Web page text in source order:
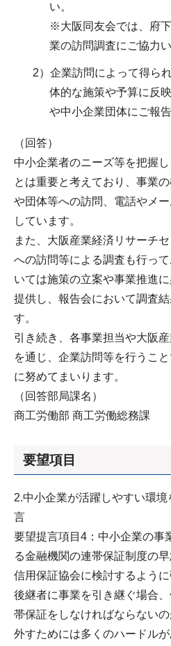
い。
※大阪同友会では、府
業の訪問調査にご協力い
2）企業訪問によって得ら
体的な施策や予算に反
や中小企業団体にご報
（回答）
中小企業者のニーズ等を把握
とは重要と考えており、事業
や団体等への訪問、電話やメ
しています。
また、大阪産業経済リサーチ
への訪問等による調査も行っ
いては施策の立案や事業推進
提供し、報告会において調査
す。
引き続き、各事業担当や大阪
を通じ、企業訪問等を行うこ
に努めてまいります。
（回答部局課名）
商工労働部 商工労働総務課
要望項目
2.中小企業が活躍しやすい環
言
要望提言項目4：中小企業の事
る金融機関の連帯保証制度の
信用保証協会に検討するよう
後継者に事業を引き継ぐ場合
帯保証をしなければならない
外すためには多くのハードル